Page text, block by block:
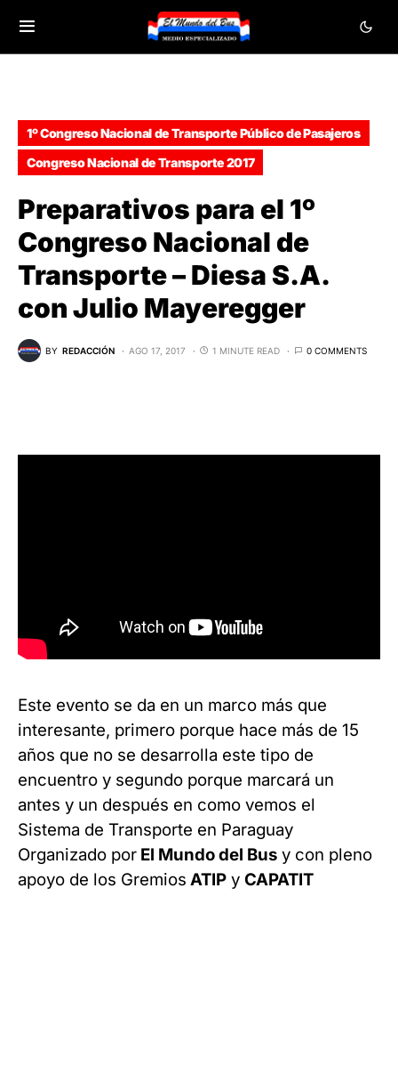
1º Congreso Nacional de Transporte Público de Pasajeros
Congreso Nacional de Transporte 2017
Preparativos para el 1º
Congreso Nacional de
Transporte – Diesa S.A.
con Julio Mayeregger
BY REDACCIÓN AGO 17, 2017 1 MINUTE READ 0 COMMENTS
Este evento se da en un marco más que
interesante, primero porque hace más de 15
años que no se desarrolla este tipo de
encuentro y segundo porque marcará un
antes y un después en como vemos el
Sistema de Transporte en Paraguay
Organizado por El Mundo del Bus y con pleno
apoyo de los Gremios ATIP y CAPATIT